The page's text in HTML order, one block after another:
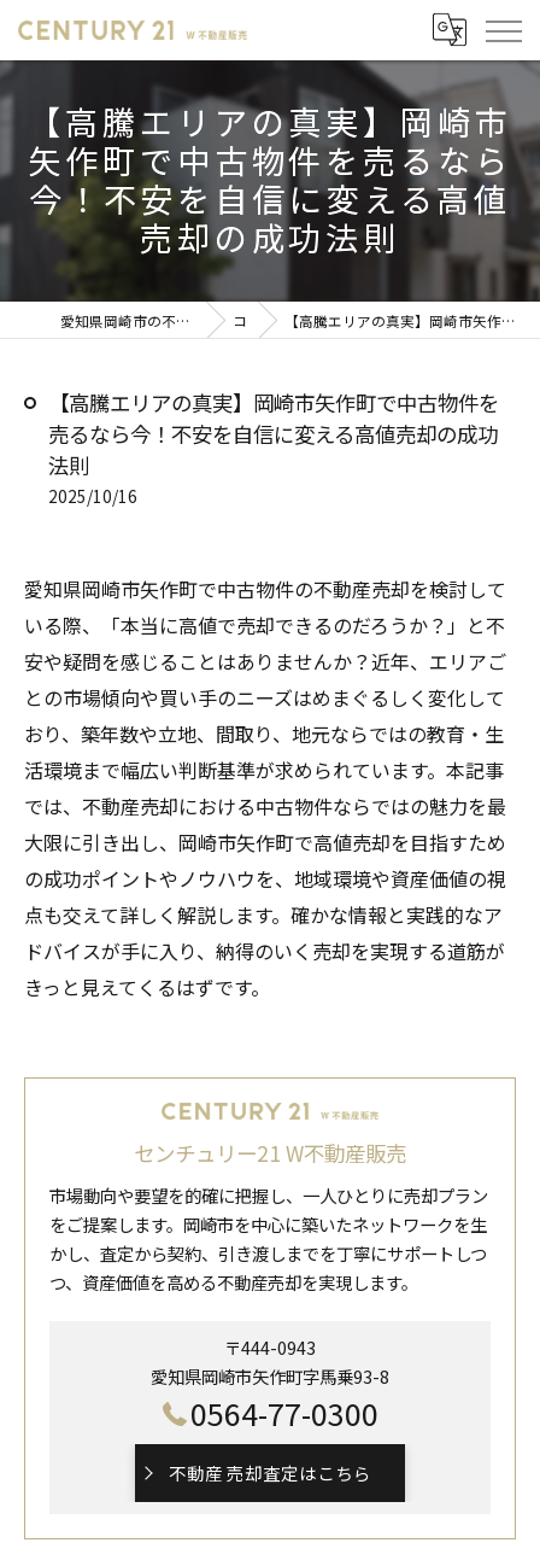
【高騰エリアの真実】岡崎市
矢作町で中古物件を売るなら
今！不安を自信に変える高値
売却の成功法則
愛知県岡崎市の不動産売却ならセンチュリー21 W不動産販売 コラム 【高騰エリアの真実】岡崎市矢作町で中古物件を売るなら今！不安を自信に変える高値売却の成功法則
【高騰エリアの真実】岡崎市矢作町で中古物件を
売るなら今！不安を自信に変える高値売却の成功
法則
2025/10/16
愛知県岡崎市矢作町で中古物件の不動産売却を検討して
いる際、「本当に高値で売却できるのだろうか？」と不
安や疑問を感じることはありませんか？近年、エリアご
との市場傾向や買い手のニーズはめまぐるしく変化して
おり、築年数や立地、間取り、地元ならではの教育・生
活環境まで幅広い判断基準が求められています。本記事
では、不動産売却における中古物件ならではの魅力を最
大限に引き出し、岡崎市矢作町で高値売却を目指すため
の成功ポイントやノウハウを、地域環境や資産価値の視
点も交えて詳しく解説します。確かな情報と実践的なア
ドバイスが手に入り、納得のいく売却を実現する道筋が
きっと見えてくるはずです。
センチュリー21 W不動産販売
市場動向や要望を的確に把握し、一人ひとりに売却プラン
をご提案します。岡崎市を中心に築いたネットワークを生
かし、査定から契約、引き渡しまでを丁寧にサポートしつ
つ、資産価値を高める不動産売却を実現します。
〒444-0943
愛知県岡崎市矢作町字馬乗93-8
0564-77-0300
不動産 売却査定はこちら